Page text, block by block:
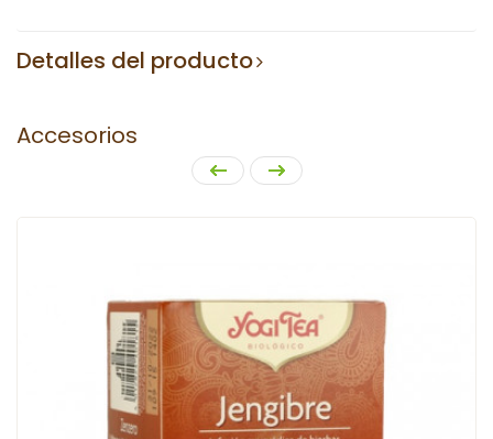
Detalles del producto
Accesorios